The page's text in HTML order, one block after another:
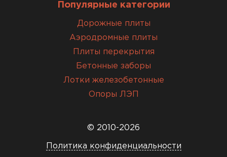
Популярные категории
Дорожные плиты
Аэродромные плиты
Плиты перекрытия
Бетонные заборы
Лотки железобетонные
Опоры ЛЭП
© 2010-2026
Политика конфиденциальности